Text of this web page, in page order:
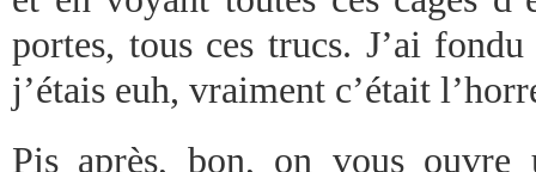
portes, tous ces trucs. J’ai
j’étais euh, vraiment c’était
Pis après, bon, on vous ouvre